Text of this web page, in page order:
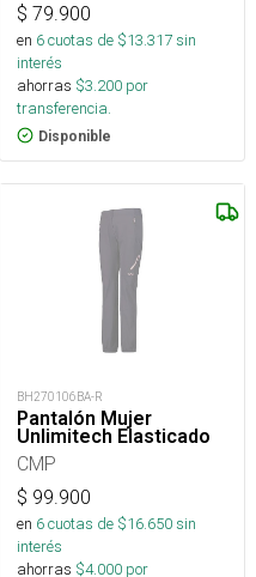
$ 79.900
en 6cuotas de $13.317sin
interés
ahorras $3.200 por
transferencia.
Disponible
BH270106BA-R
Pantalón Mujer
Unlimitech Elasticado
CMP
$ 99.900
en 6cuotas de $16.650sin
interés
ahorras $4.000 por